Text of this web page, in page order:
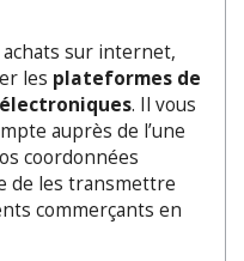
sur internet,
les plateformes de
. Il vous
auprès de l’une
coordonnées
de les transmettre
commerçants en